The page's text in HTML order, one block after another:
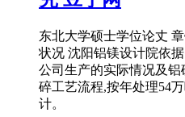
东北大学硕士学位论丈
状况 沈阳铝镁设计院依
公司生产的实际情况及
碎工艺流程,按年处理54
计。